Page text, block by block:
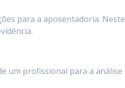
para a aposentadoria.
um profissional para a